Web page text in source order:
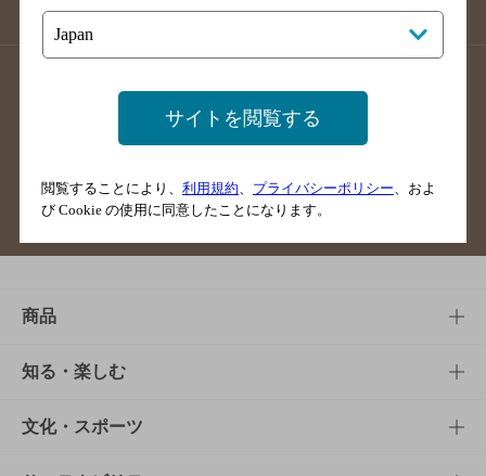
掲載店舗様ログイン
サイトマップ ご意見・ご感想
商品
商品TOP
商品一覧
知る・楽しむ
知る・楽しむTOP
文化・スポーツ
サイトを閲覧する
閲覧することにより、 利用規約、 プライバシーポリシー、およ
び Cookie の使用に同意したことになります。